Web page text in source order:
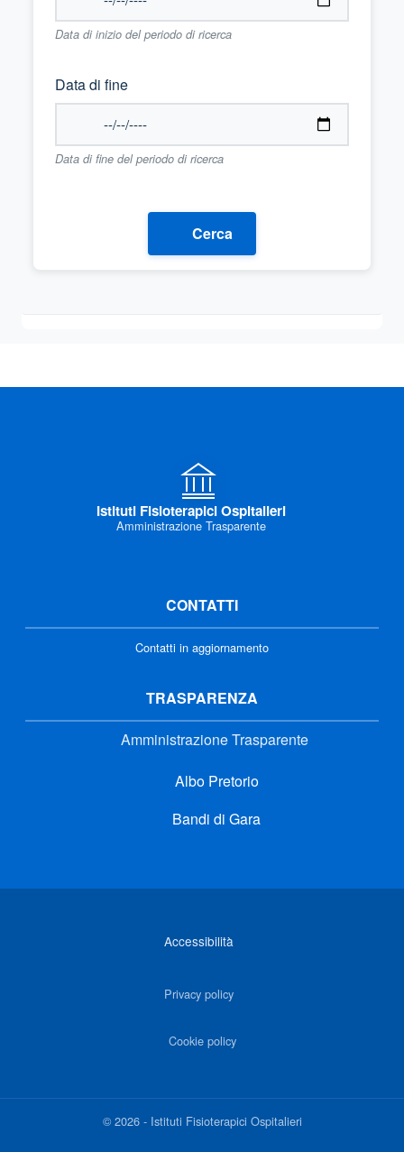
Data di inizio del periodo di ricerca
Data di fine
Data di fine del periodo di ricerca
Cerca
Istituti Fisioterapici Ospitalieri
Amministrazione Trasparente
CONTATTI
Contatti in aggiornamento
TRASPARENZA
Amministrazione Trasparente
Albo Pretorio
Bandi di Gara
Accessibilità
Privacy policy
Cookie policy
©2026- Istituti Fisioterapici Ospitalieri